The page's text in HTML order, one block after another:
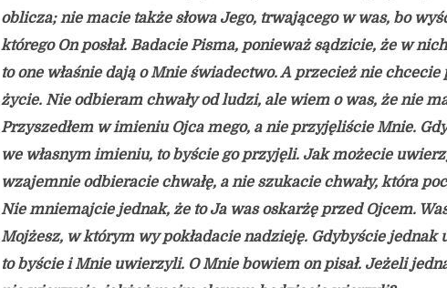
oblicza; nie macie także słowa Jego, trwającego w was, bo
którego On posłał. Badacie Pisma, ponieważ sądzicie, że w
to one właśnie dają o Mnie świadectwo. A przecież nie
życie. Nie odbieram chwały od ludzi, ale wiem o was, że nie
Przyszedłem w imieniu Ojca mego, a nie przyjęliście Mnie.
we własnym imieniu, to byście go przyjęli. Jak możecie
wzajemnie odbieracie chwałę, a nie szukacie chwały, która
Nie mniemajcie jednak, że to Ja was oskarżę przed Ojcem.
Mojżesz, w którym wy pokładacie nadzieję. Gdybyście
to byście i Mnie uwierzyli. O Mnie bowiem on pisał. Jeżeli